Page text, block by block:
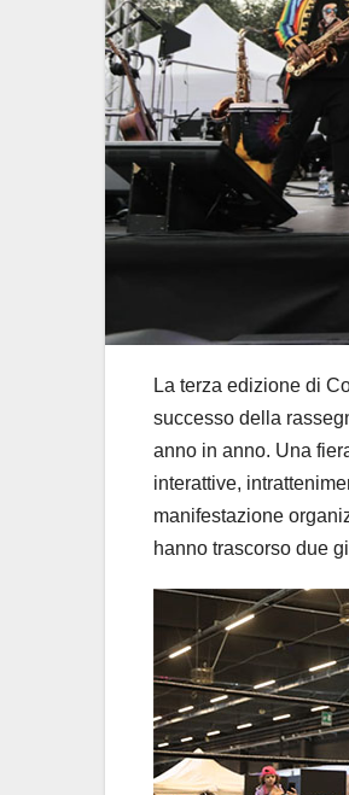
La terza edizione di
successo della
anno in anno. Una
interattive,
manifestazione
hanno trascorso due